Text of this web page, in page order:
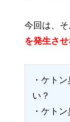
今回は、
を発生さ
・ケト
い？
・ケト